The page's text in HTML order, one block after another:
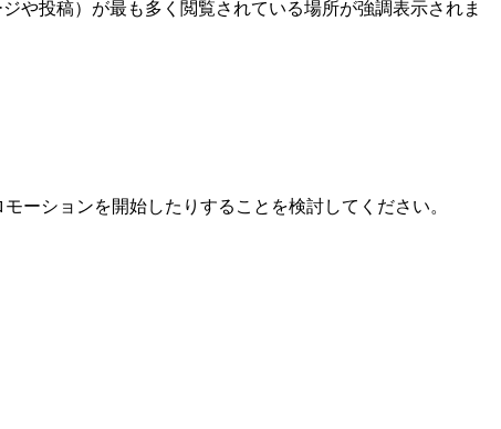
や投稿）が最も多く閲覧されている場所が強調表示されま
ーションを開始したりすることを検討してください。